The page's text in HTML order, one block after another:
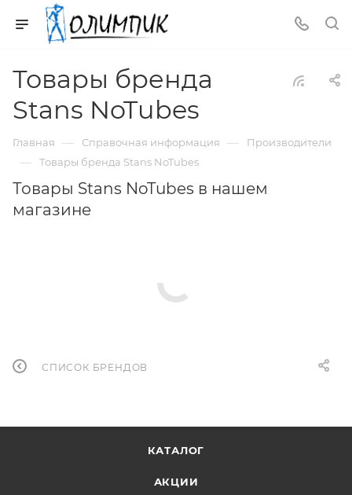
Товары бренда
Stans NoTubes
Главная — Справочная информация — Производители
— Товары бренда Stans NoTubes
Товары Stans NoTubes в нашем
магазине
СПИСОК БРЕНДОВ
КАТАЛОГ
АКЦИИ